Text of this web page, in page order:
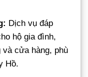
Dịch vụ đáp
hộ gia đình,
và cửa hàng, phù
Hồ.